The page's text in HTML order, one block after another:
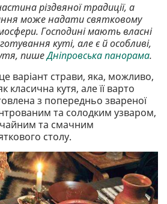
різдвяної традиції, а
може надати святковому
Господині мають власні
куті, але є й особливі,
пишеДніпровська панорама.
варіант страви, яка, можливо,
класична кутя, але її варто
​​з попередньо звареної
та солодким узваром,
та смачним
столу.